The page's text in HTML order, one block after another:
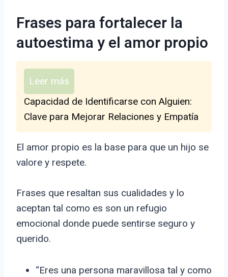
Frases para fortalecer la
autoestima y el amor propio
Leer más
Capacidad de Identificarse con Alguien:
Clave para Mejorar Relaciones y Empatía
El amor propio es la base para que un hijo se
valore y respete.
Frases que resaltan sus cualidades y lo
aceptan tal como es son un refugio
emocional donde puede sentirse seguro y
querido.
“Eres una persona maravillosa tal y como